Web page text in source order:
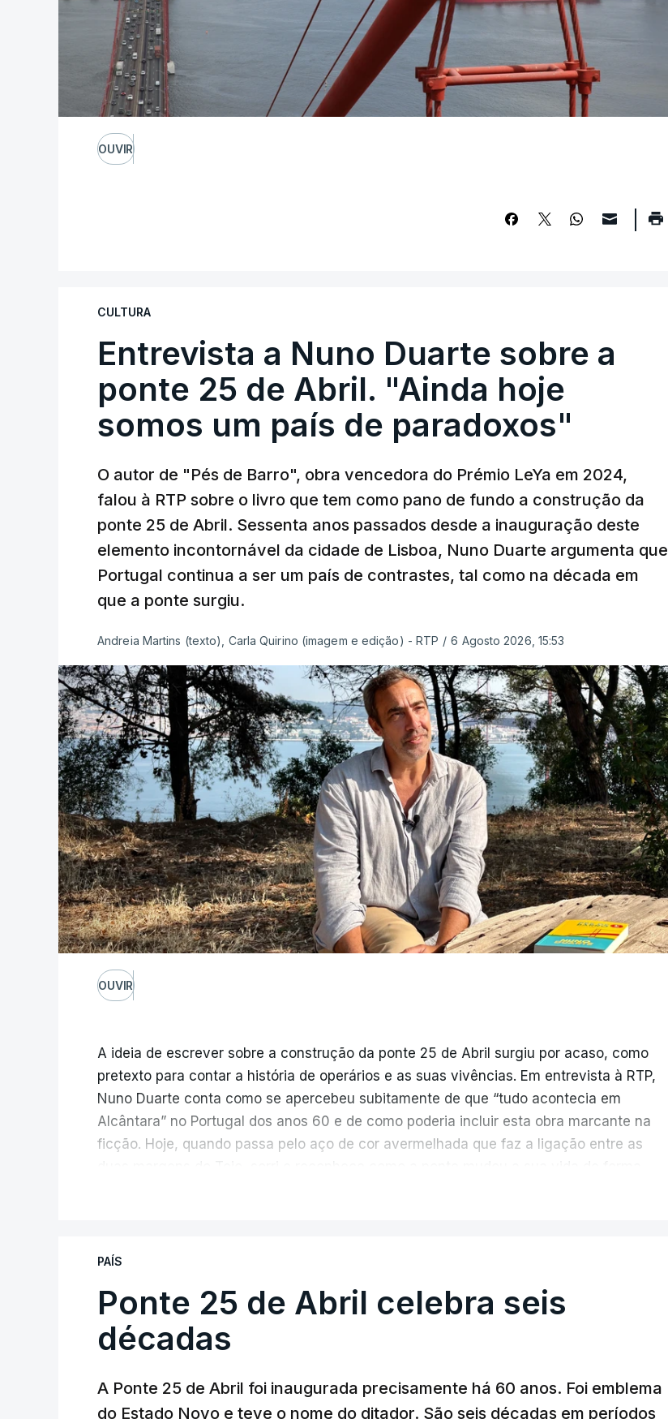
OUVIR
CULTURA
Entrevista a Nuno Duarte sobre a
ponte 25 de Abril. "Ainda hoje
somos um país de paradoxos"
O autor de "Pés de Barro", obra vencedora do Prémio LeYa em 2024,
falou à RTP sobre o livro que tem como pano de fundo a construção da
ponte 25 de Abril. Sessenta anos passados desde a inauguração deste
elemento incontornável da cidade de Lisboa, Nuno Duarte argumenta que
Portugal continua a ser um país de contrastes, tal como na década em
que a ponte surgiu.
Andreia Martins (texto), Carla Quirino (imagem e edição) - RTP / 6 Agosto 2026, 15:53
OUVIR
A ideia de escrever sobre a construção da ponte 25 de Abril surgiu por acaso, como
pretexto para contar a história de operários e as suas vivências. Em entrevista à RTP,
Nuno Duarte conta como se apercebeu subitamente de que “tudo acontecia em
Alcântara” no Portugal dos anos 60 e de como poderia incluir esta obra marcante na
ficção. Hoje, quando passa pelo aço de cor avermelhada que faz a ligação entre as
infraestrutura, à época, a maior ponte suspensa da Europa. Os dramas e peripécias
num contraste entre o apogeu da engenharia e da modernidade e os sinais de um
regime em declínio, com a guerra colonial já em curso.
dia em que se assinalam os 60 anos da ponte 25 de Abril, Nuno Duarte revela, em
PAÍS
Ponte 25 de Abril celebra seis
décadas
A Ponte 25 de Abril foi inaugurada precisamente há 60 anos. Foi emblema
do Estado Novo e teve o nome do ditador. São seis décadas em períodos